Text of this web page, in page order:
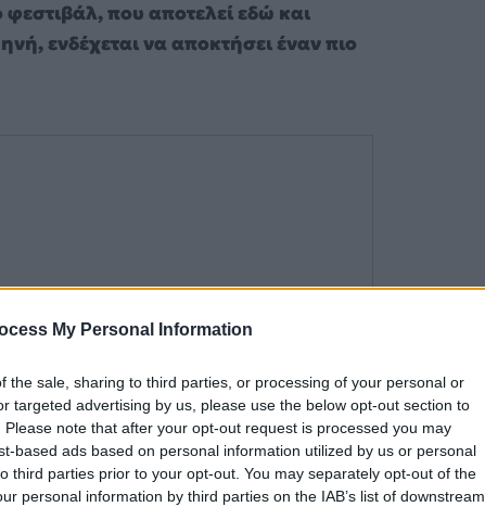
My Personal Information
the sale, sharing to third parties, or processing of your personal or
targeted advertising by us, please use the below opt-out section to
note that after your opt-out request is processed you may
based ads based on personal information utilized by us or personal
third parties prior to your opt-out. You may separately opt-out of the
personal information by third parties on the IAB’s list of downstream
φεστιβάλ, που αποτελεί εδώ και
ενδέχεται να αποκτήσει έναν πιο